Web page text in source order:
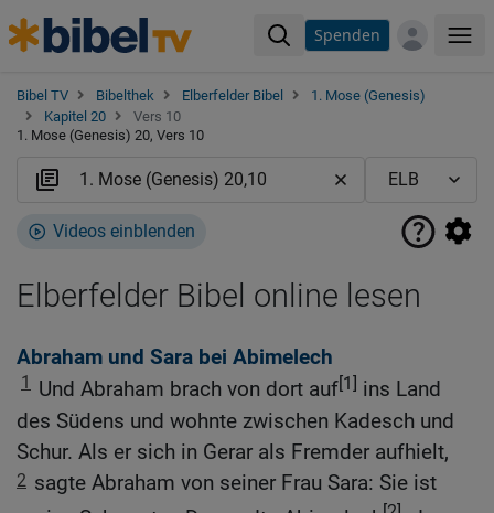
Spenden
Bibel TV Bibelthek Elberfelder Bibel
1. Mose (Genesis)
Kapitel 20
Vers 10
1. Mose (Genesis) 20, Vers 10
Videos einblenden
Elberfelder Bibel online lesen
Abraham und Sara bei Abimelech
1 Und Abraham brach von dort auf[1] ins Land
des Südens und wohnte zwischen Kadesch und
Schur. Als er sich in Gerar als Fremder aufhielt,
2 sagte Abraham von seiner Frau Sara: Sie ist